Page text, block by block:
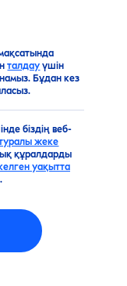
талдау үшін
Бұдан кез
біздің веб-
жеке
құралдарды
келген уақытта
арналған